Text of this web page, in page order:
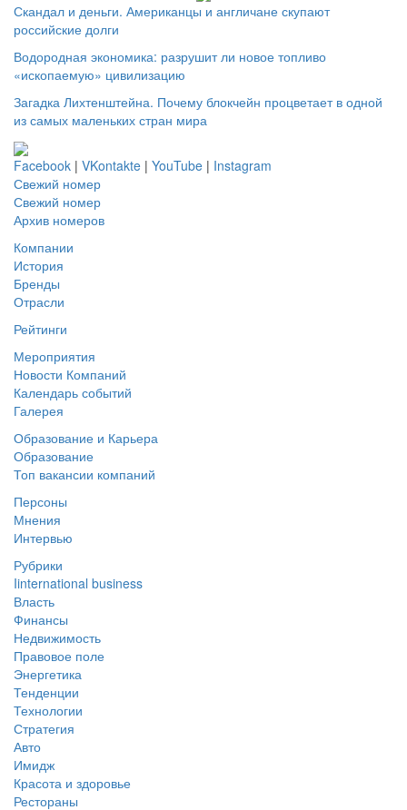
Скандал и деньги. Американцы и англичане скупают
российские долги
Водородная экономика: разрушит ли новое топливо
«ископаемую» цивилизацию
Загадка Лихтенштейна. Почему блокчейн процветает в одной
из самых маленьких стран мира
Facebook | VKontakte | YouTube | Instagram
Свежий номер
Свежий номер
Архив номеров
Компании
История
Бренды
Отрасли
Рейтинги
Мероприятия
Новости Компаний
Календарь событий
Галерея
Образование и Карьера
Образование
Топ вакансии компаний
Персоны
Мнения
Интервью
Рубрики
Iinternational business
Власть
Финансы
Недвижимость
Правовое поле
Энергетика
Тенденции
Технологии
Стратегия
Авто
Имидж
Красота и здоровье
Рестораны